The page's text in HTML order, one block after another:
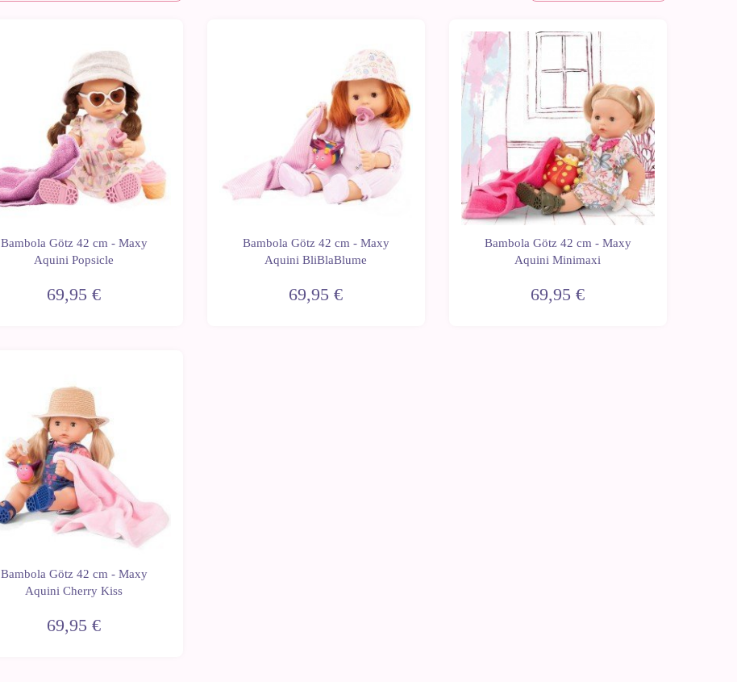
Bambola Götz 42 cm - Maxy
Aquini Popsicle
69,95 €
Bambola Götz 42 cm - Maxy
Aquini BliBlaBlume
69,95 €
Bambola Götz 42 cm - Maxy
Aquini Minimaxi
69,95 €
Bambola Götz 42 cm - Maxy
Aquini Cherry Kiss
69,95 €